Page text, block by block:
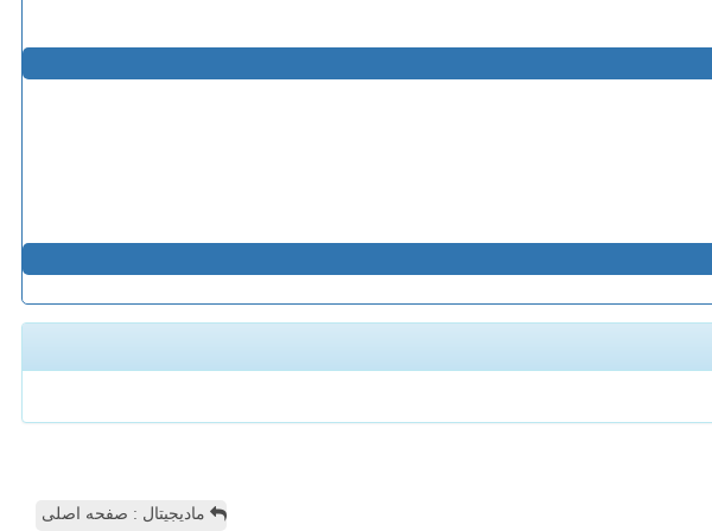
مادیجیتال : صفحه اصلی